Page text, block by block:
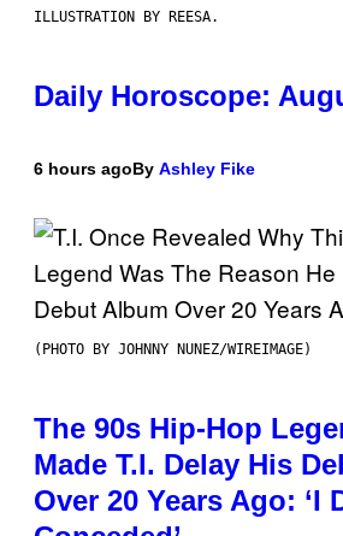
ILLUSTRATION BY REESA.
Daily Horoscope:
6 hours agoBy Ashley Fike
(PHOTO BY JOHNNY NUNEZ/WIREIMAGE)
The 90s Hip-Hop
Made T.I. Delay His
Over 20 Years Ago: ‘I